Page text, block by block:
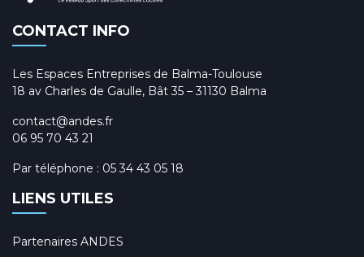
CONTACT INFO
Les Espaces Entreprises de Balma-Toulouse
18 av Charles de Gaulle, Bât 35 – 31130 Balma
contact@andes.fr
06 95 70 43 21
Par téléphone : 05 34 43 05 18
LIENS UTILES
Partenaires ANDES